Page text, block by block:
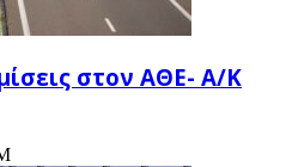
στον ΑΘΕ- Α/Κ